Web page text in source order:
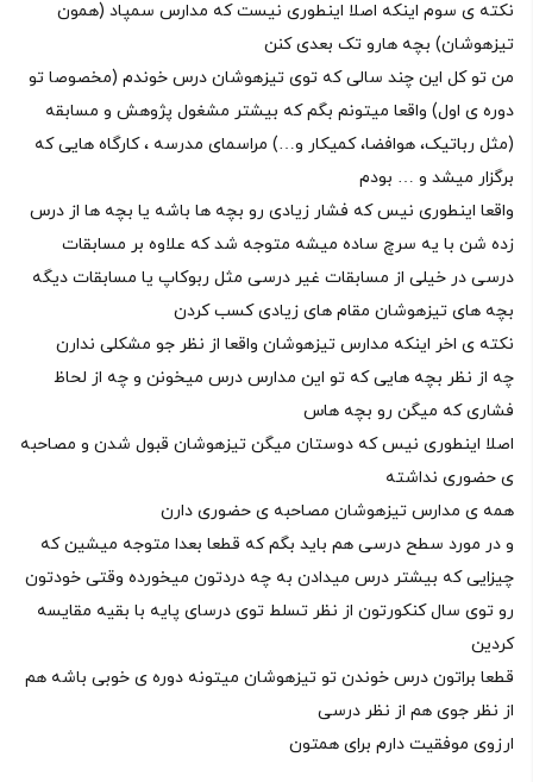
نکته ی سوم اینکه اصلا اینطوری نیست که مدارس سمپاد (همون
تیزهوشان) بچه هارو تک بعدی کنن
من تو کل این چند سالی که توی تیزهوشان درس خوندم (مخصوصا تو
دوره ی اول) واقعا میتونم بگم که بیشتر مشغول پژوهش و مسابقه
(مثل رباتیک، هوافضا، کمیکار و…) مراسمای مدرسه ، کارگاه هایی که
برگزار میشد و … بودم
واقعا اینطوری نیس که فشار زیادی رو بچه ها باشه یا بچه ها از درس
زده شن با یه سرچ ساده میشه متوجه شد که علاوه بر مسابقات
درسی در خیلی از مسابقات غیر درسی مثل ربوکاپ یا مسابقات دیگه
بچه های تیزهوشان مقام های زیادی کسب کردن
نکته ی اخر اینکه مدارس تیزهوشان واقعا از نظر جو مشکلی ندارن
چه از نظر بچه هایی که تو این مدارس درس میخونن و چه از لحاظ
فشاری که میگن رو بچه هاس
اصلا اینطوری نیس که دوستان میگن تیزهوشان قبول شدن و مصاحبه
ی حضوری نداشته
همه ی مدارس تیزهوشان مصاحبه ی حضوری دارن
و در مورد سطح درسی هم باید بگم که قطعا بعدا متوجه میشین که
چیزایی که بیشتر درس میدادن به چه دردتون میخورده وقتی خودتون
رو توی سال کنکورتون از نظر تسلط توی درسای پایه با بقیه مقایسه
کردین
قطعا براتون درس خوندن تو تیزهوشان میتونه دوره ی خوبی باشه هم
از نظر جوی هم از نظر درسی
ارزوی موفقیت دارم برای همتون